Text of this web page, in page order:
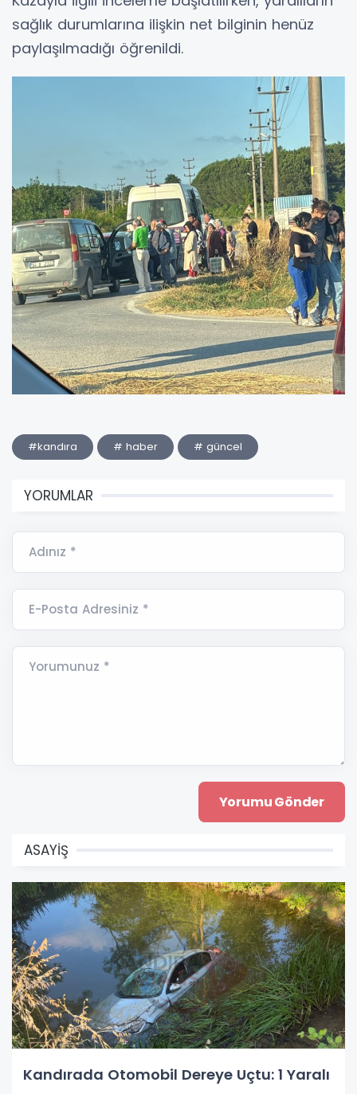
sağlık durumlarına ilişkin net bilginin henüz
paylaşılmadığı öğrenildi.
#kandıra # haber # güncel
YORUMLAR
Adınız *
E-Posta Adresiniz *
Yorumunuz *
ASAYİŞ
Kandırada Otomobil Dereye Uçtu: 1 Yaralı